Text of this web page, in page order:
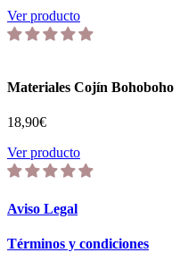
Ver producto
Materiales Cojín Bohoboho
18,90€
Ver producto
Aviso Legal
Términos y condiciones